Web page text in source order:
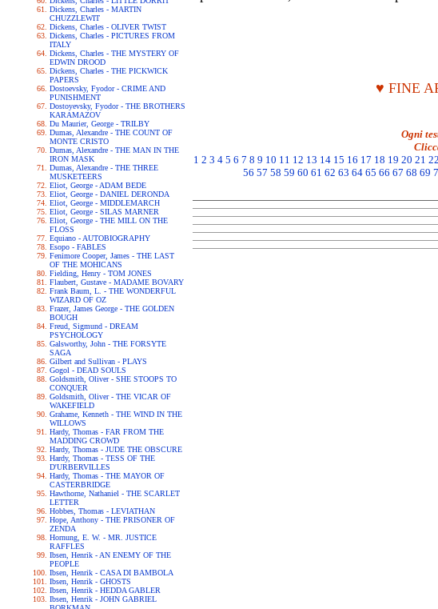
Dickens, Charles - MARTIN
CHUZZLEWIT
Dickens, Charles - OLIVER TWIST
Dickens, Charles - PICTURES FROM
ITALY
Dickens, Charles - THE MYSTERY OF
EDWIN DROOD
Dickens, Charles - THE PICKWICK
PAPERS
Dostoevsky, Fyodor - CRIME AND
PUNISHMENT
Dostoyevsky, Fyodor - THE BROTHERS
KARAMAZOV
Du Maurier, George - TRILBY
Dumas, Alexandre - THE COUNT OF
MONTE CRISTO
Dumas, Alexandre - THE MAN IN THE
IRON MASK
Dumas, Alexandre - THE THREE
MUSKETEERS
Eliot, George - ADAM BEDE
Eliot, George - DANIEL DERONDA
Eliot, George - MIDDLEMARCH
Eliot, George - SILAS MARNER
Eliot, George - THE MILL ON THE
FLOSS
Equiano - AUTOBIOGRAPHY
Esopo - FABLES
Fenimore Cooper, James - THE LAST
OF THE MOHICANS
Fielding, Henry - TOM JONES
Flaubert, Gustave - MADAME BOVARY
Frank Baum, L. - THE WONDERFUL
WIZARD OF OZ
Frazer, James George - THE GOLDEN
BOUGH
Freud, Sigmund - DREAM
PSYCHOLOGY
Galsworthy, John - THE FORSYTE
SAGA
Gilbert and Sullivan - PLAYS
Gogol - DEAD SOULS
Goldsmith, Oliver - SHE STOOPS TO
CONQUER
Goldsmith, Oliver - THE VICAR OF
WAKEFIELD
Grahame, Kenneth - THE WIND IN THE
WILLOWS
Hardy, Thomas - FAR FROM THE
MADDING CROWD
Hardy, Thomas - JUDE THE OBSCURE
Hardy, Thomas - TESS OF THE
D'URBERVILLES
Hardy, Thomas - THE MAYOR OF
CASTERBRIDGE
Hawthorne, Nathaniel - THE SCARLET
LETTER
Hobbes, Thomas - LEVIATHAN
Hope, Anthony - THE PRISONER OF
ZENDA
Hornung, E. W. - MR. JUSTICE
RAFFLES
Ibsen, Henrik - AN ENEMY OF THE
PEOPLE
Ibsen, Henrik - CASA DI BAMBOLA
Ibsen, Henrik - GHOSTS
Ibsen, Henrik - HEDDA GABLER
Ibsen, Henrik - JOHN GABRIEL
♥ FINE
Ogni
1 2 3 4 5 6 7 8 9 10 11 12 13 14 15 16 17 18 19 20 21 22
56 57 58 59 60 61 62 63 64 65 66 67 68 69